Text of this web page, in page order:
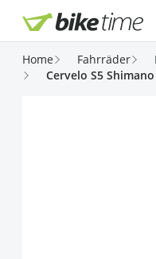
Direkt zum Inhalt
Home Fahrräder
Cervelo S5